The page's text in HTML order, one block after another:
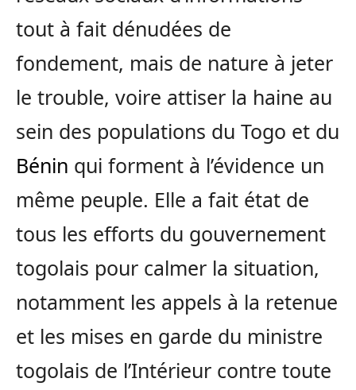
tout à fait dénudées de
fondement, mais de nature à jeter
le trouble, voire attiser la haine au
sein des populations du Togo et du
Bénin qui forment à l’évidence un
même peuple. Elle a fait état de
tous les efforts du gouvernement
togolais pour calmer la situation,
notamment les appels à la retenue
et les mises en garde du ministre
togolais de l’Intérieur contre toute